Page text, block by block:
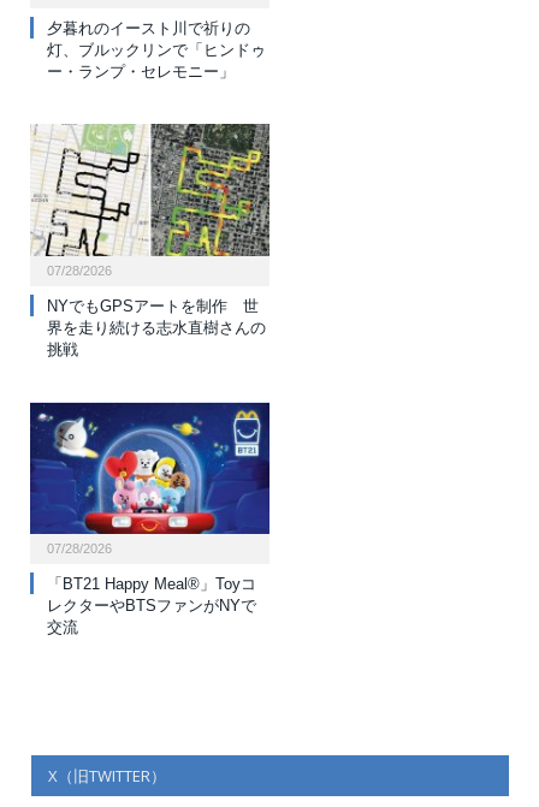
夕暮れのイースト川で祈りの
灯、ブルックリンで「ヒンドゥ
ー・ランプ・セレモニー」
07/28/2026
NYでもGPSアートを制作 世
界を走り続ける志水直樹さんの
挑戦
07/28/2026
「BT21 Happy Meal®」Toyコ
レクターやBTSファンがNYで
交流
X（旧TWITTER）